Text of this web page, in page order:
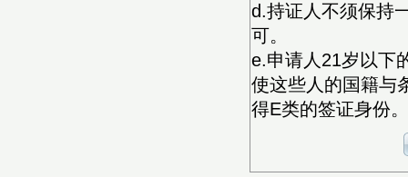
d.持证人不须保持
可。
e.申请人21岁以下
使这些人的国籍与
得E类的签证身份。